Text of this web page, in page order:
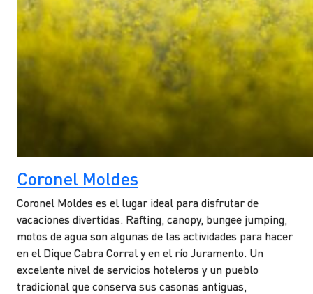
Coronel Moldes
Coronel Moldes es el lugar ideal para disfrutar de
vacaciones divertidas. Rafting, canopy, bungee jumping,
motos de agua son algunas de las actividades para hacer
en el Dique Cabra Corral y en el río Juramento. Un
excelente nivel de servicios hoteleros y un pueblo
tradicional que conserva sus casonas antiguas,